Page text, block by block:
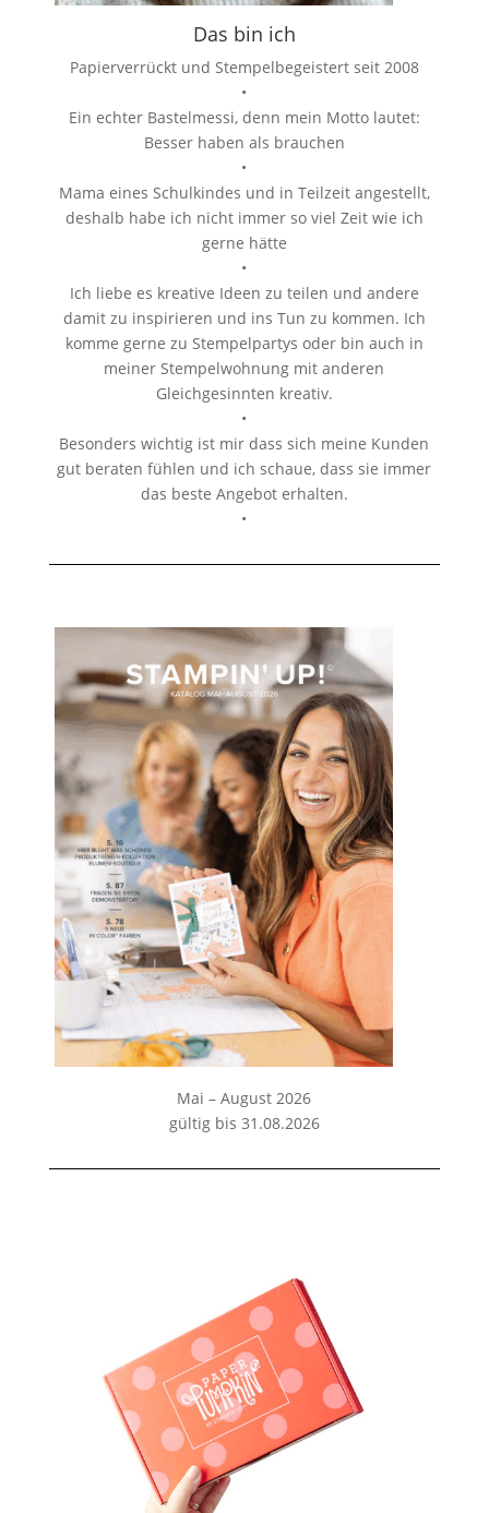
Das bin ich
Papierverrückt und Stempelbegeistert seit 2008
•
Ein echter Bastelmessi, denn mein Motto lautet:
Besser haben als brauchen
•
Mama eines Schulkindes und in Teilzeit angestellt,
deshalb habe ich nicht immer so viel Zeit wie ich
gerne hätte
•
Ich liebe es kreative Ideen zu teilen und andere
damit zu inspirieren und ins Tun zu kommen. Ich
komme gerne zu Stempelpartys oder bin auch in
meiner Stempelwohnung mit anderen
Gleichgesinnten kreativ.
•
Besonders wichtig ist mir dass sich meine Kunden
gut beraten fühlen und ich schaue, dass sie immer
das beste Angebot erhalten.
•
Mai – August 2026
gültig bis 31.08.2026